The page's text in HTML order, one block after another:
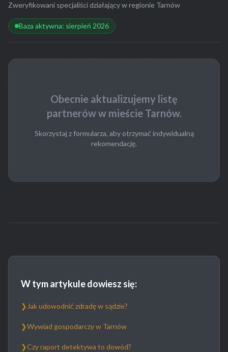
Zweryfikowani specjaliści działający w regionie Tarnów
Baza aktywna: sierpień 2026
Obecnie aktualizujemy listę
partnerów w mieście Tarnów.
Skorzystaj z formularza, aby otrzymać indywidualną
rekomendację.
W tym artykule dowiesz się:
❯ Jak udowodnić zdradę w sądzie?
❯Wywiad gospodarczy w Tarnów
❯Czy raport detektywa to dowód?